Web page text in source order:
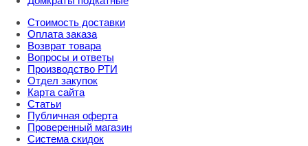
Стоимость доставки
Оплата заказа
Возврат товара
Вопросы и ответы
Производство РТИ
Отдел закупок
Карта сайта
Статьи
Публичная оферта
Проверенный магазин
Система скидок